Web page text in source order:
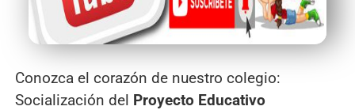
Conozca el corazón de nuestro colegio:
Socialización del Proyecto Educativo